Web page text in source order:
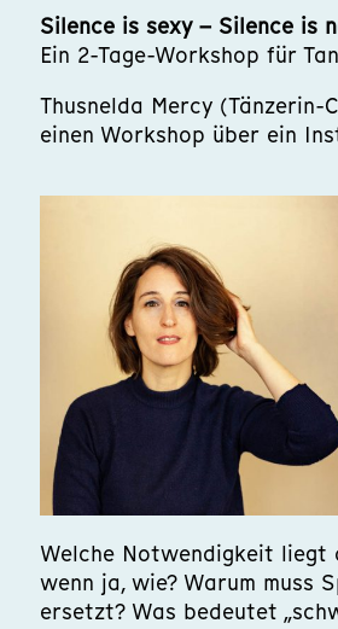
Silence is sexy – Silence is
Ein 2-Tage-Workshop für
Thusnelda Mercy
einen Workshop über ein
Welche Notwendigkeit liegt
wenn ja, wie? Warum muss
ersetzt? Was bedeutet